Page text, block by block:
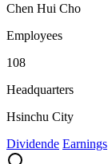
Chen Hui Cho
Employees
108
Headquarters
Hsinchu City
Dividende Earnings